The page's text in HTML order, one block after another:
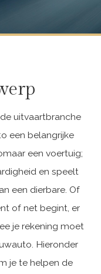
uitvaartbranche
een belangrijke
een voertuig;
en speelt
een dierbare. Of
of net begint, er
je rekening moet
Hieronder
je te helpen de